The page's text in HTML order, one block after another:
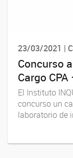
23/03/2021 |
Concurso
Cargo
El Instituto
concurso un
laboratorio de